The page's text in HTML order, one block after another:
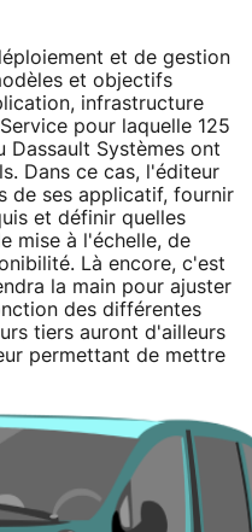
et de gestion
et objectifs
infrastructure
pour laquelle 125
Dassault Systèmes ont
Dans ce cas, l'éditeur
de ses applicatif, fournir
et définir quelles
mise à l'échelle, de
Là encore, c'est
la main pour ajuster
des différentes
tiers auront d'ailleurs
permettant de mettre